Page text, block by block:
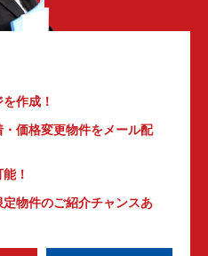
作成！
価格変更物件をメール配
！
物件のご紹介チャンスあ